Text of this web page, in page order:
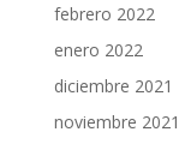
febrero 2022
enero 2022
diciembre 2021
noviembre 2021